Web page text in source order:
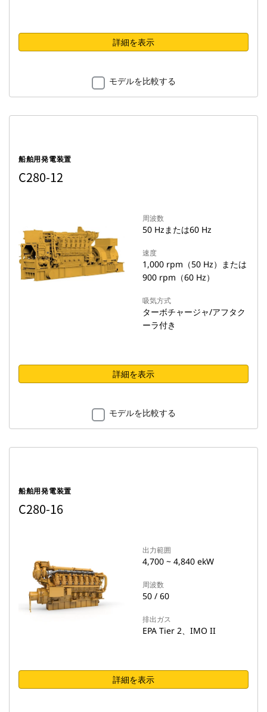
詳細を表示
モデルを比較する
船舶用発電装置
C280-12
周波数
50 Hzまたは60 Hz
速度
1,000 rpm（50 Hz）または
900 rpm（60 Hz）
吸気方式
ターボチャージャ/アフタク
ーラ付き
詳細を表示
モデルを比較する
船舶用発電装置
C280-16
出力範囲
4,700 ~ 4,840 ekW
周波数
50 / 60
排出ガス
EPA Tier 2、IMO II
詳細を表示